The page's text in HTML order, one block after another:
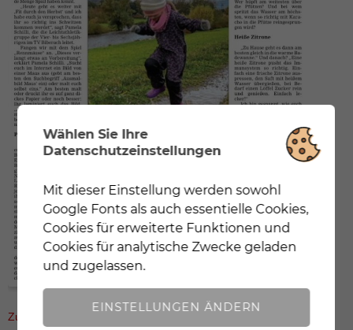
Zur Newsübersicht
Wählen Sie Ihre
Datenschutzeinstellungen
Notwendig Mit dieser Einstellung werden nur
Cookies und Google Fonts geladen, die für eine
korrekte Darstellung der Webseite zwingend
notwendig sind.
Analyse Mit dieser Einstellung werden sowohl
Google Fonts als auch essentielle Cookies, Cookies
Mit dieser Einstellung werden sowohl
Google Fonts als auch essentielle Cookies,
Cookies für erweiterte Funktionen und
Cookies für analytische Zwecke geladen
und zugelassen.
EINSTELLUNGEN ÄNDERN